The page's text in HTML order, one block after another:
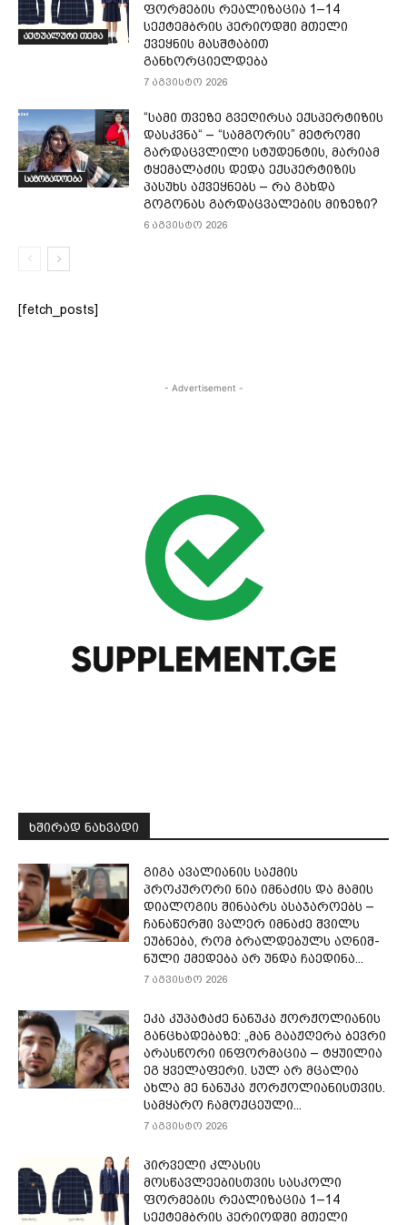
აქტუალური თემა
ფორმების რეალიზაცია 1–14
სექტემბრის პერიოდში მთელი
ქვეყნის მასშტაბით
განხორციელდება
7 აგვისტო 2026
საზოგადოება
“სამი თვე­ზე გვე­ღირ­სა ექ­სპერ­ტი­ზის
დას­კვნა“ – “სამგორის” მეტროში
გარდაცვლილი სტუდენტის, მარიამ
ტყემალაძის დედა ექსპერტიზის
პასუხს აქვეყნებს – რა გახდა
გოგონას გარდაცვალების მიზეზი?
6 აგვისტო 2026
[fetch_posts]
- Advertisement -
ᲮᲨᲘᲠᲐᲓ ᲜᲐᲮᲕᲐᲓᲘ
გიგა ავალიანის საქმის
პროკურორი ნია იმნაძის და მამის
დიალოგის შინაარს ასაჯაროებს –
ჩა­ნა­წერ­ში ვა­ლერ იმ­ნა­ძე შვილს
ეუბ­ნე­ბა, რომ ბრალ­დე­ბულს აღ­ნიშ­
ნუ­ლი ქმე­დე­ბა არ უნდა ჩა­ე­დი­ნა...
7 აგვისტო 2026
ეკა კუპატაძე ნანუკა ჟორჟოლიანის
განცხადებაზე: „მან გააჟღერა ბევრი
არასწორი ინფორმაცია – ტყუილია
ეგ ყველაფერი. სულ არ მცალია
ახლა მე ნანუკა ჟორჟოლიანისთვის.
სამყარო ჩამოქცეული...
7 აგვისტო 2026
პირველი კლასის
მოსწავლეებისთვის სასკოლი
ფორმების რეალიზაცია 1–14
სექტემბრის პერიოდში მთელი